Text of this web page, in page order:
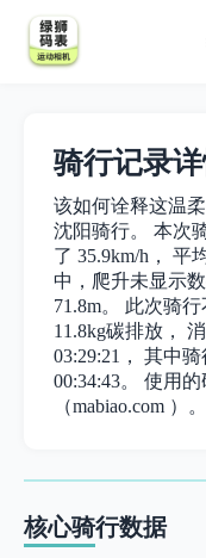
骑行记录
该如何诠释这温
沈阳骑行。 本次
了 35.9km/h， 平
中，爬升未显示
71.8m。 此次骑
11.8kg碳排放，
03:29:21， 其中
00:34:43。 使用
（mabiao.com ）。
核心骑行数据